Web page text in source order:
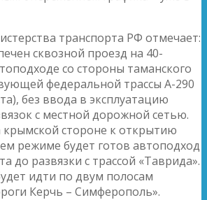
транспорта РФ отмечает:
сквозной проезд на 40-
со стороны таманского
федеральной трассы А-290
без ввода в эксплуатацию
с местной дорожной сетью.
стороне к открытию
режиме будет готов автоподход
до развязки с трассой «Таврида».
идти по двум полосам
Керчь – Симферополь».